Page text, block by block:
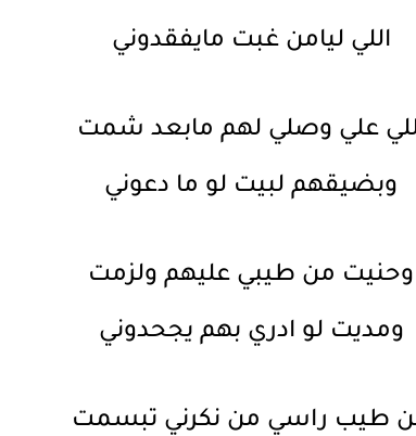
اللي ليامن غبت مايفقدوني
علي وصلي لهم مابعد شمت
وبضيقهم لبيت لو ما دعوني
وحنيت من طيبي عليهم ولزمت
ومديت لو ادري بهم يجحدوني
طيب راسي من نكرني تبسمت